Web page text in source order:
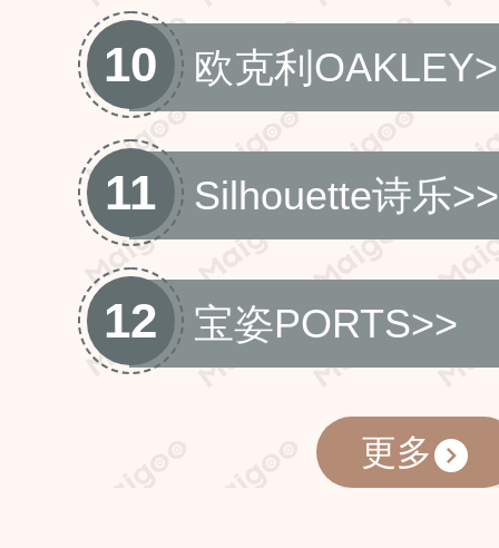
10 欧克利OAKLEY
11 Silhouette诗乐>>
12 宝姿PORTS>>
更多